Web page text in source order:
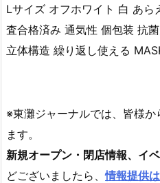
Lサイズ オフホワイト 白 あ
査合格済み 通気性 個包装 抗
立体構造 繰り返し使える
※東灘ジャーナルでは、皆様か
ます。
新規オープン・閉店情報、イ
どございましたら、情報提供